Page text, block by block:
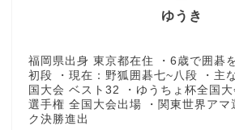
ゆうき
福岡県出身 東京都在住 ・6歳で囲碁
初段 ・現在：野狐囲碁七~八段 ・主
国大会 ベスト32 ・ゆうちょ杯全国
選手権 全国大会出場 ・関東世界アマ
ク決勝進出